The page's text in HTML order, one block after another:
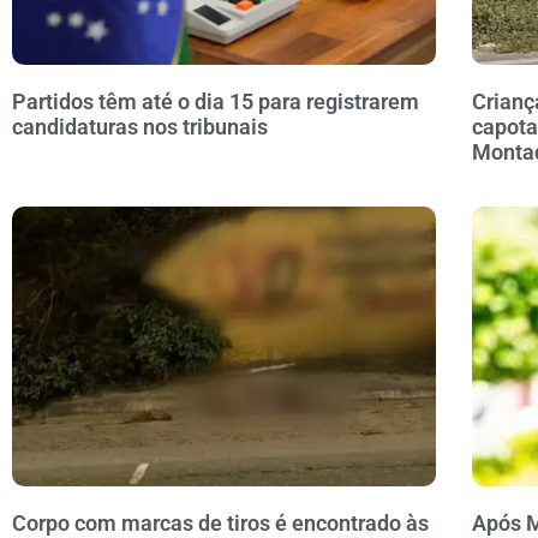
Partidos têm até o dia 15 para registrarem
candidaturas nos tribunais
Corpo com marcas de tiros é encontrado às
Após